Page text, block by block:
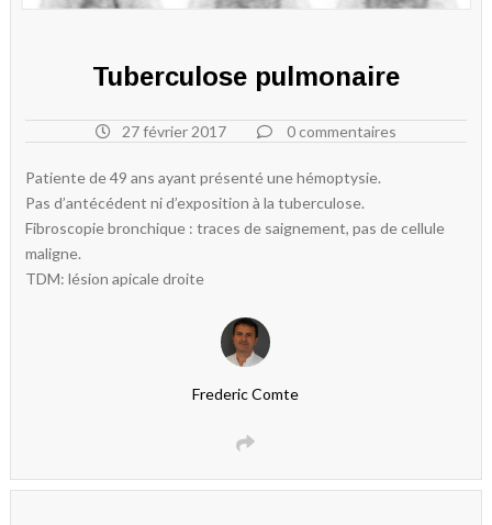
Tuberculose pulmonaire
27 février 2017 0 commentaires
Patiente de 49 ans ayant présenté une hémoptysie.
Pas d’antécédent ni d’exposition à la tuberculose.
Fibroscopie bronchique : traces de saignement, pas de cellule
maligne.
TDM: lésion apicale droite
Frederic Comte